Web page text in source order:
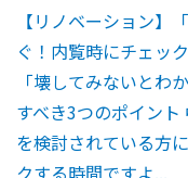
【リノベーション】
ぐ！内覧時にチェッ
「壊してみないとわ
すべき3つのポイン
を検討されている方
クする時間ですよ...